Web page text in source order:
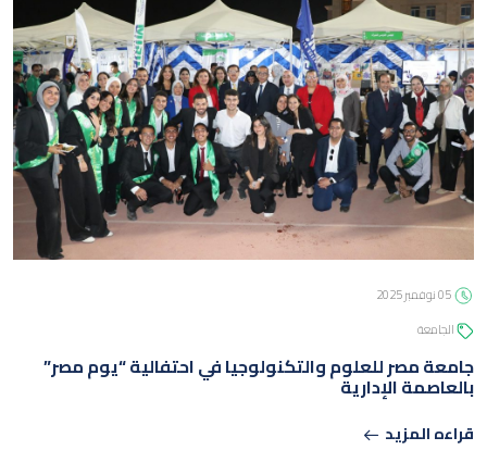
الجامعة
جامعة مصر للعلوم والتكنولوجيا في احتفالية “يوم مصر”
بالعاصمة الإدارية
قراءه المزيد